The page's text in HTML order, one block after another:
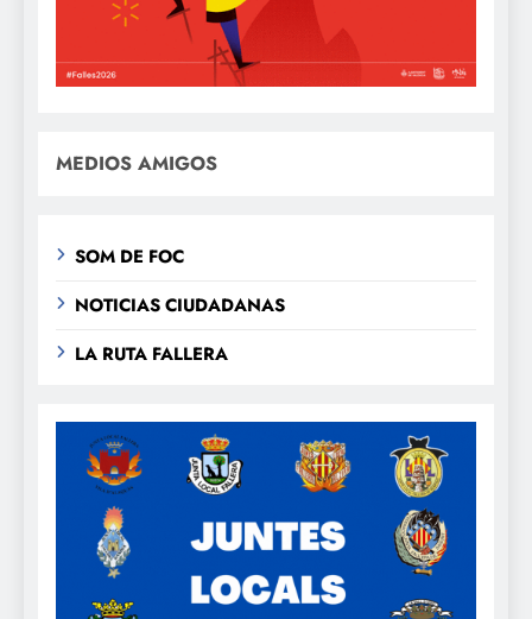
MEDIOS AMIGOS
SOM DE FOC
NOTICIAS CIUDADANAS
LA RUTA FALLERA